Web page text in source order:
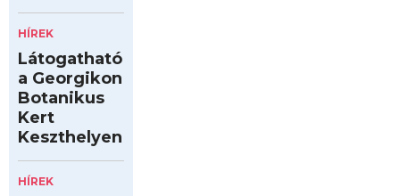
HÍREK
Látogatható
a Georgikon
Botanikus
Kert
Keszthelyen
HÍREK